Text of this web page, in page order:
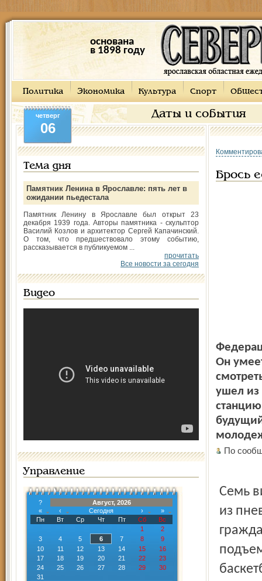
основана
в 1898 году
Политика Экономика Культура Спорт
Даты и события
четверг
06
Тема дня
Памятник Ленина в Ярославле: пять лет в
ожидании пьедестала
Памятник Ленину в Ярославле был открыт 23
декабря 1939 года. Авторы памятника - скульптор
Василий Козлов и архитектор Сергей Капачинский.
О том, что предшествовало этому событию,
рассказывается в публикуемом ...
прочитать
Все новости за сегодня
Видео
Управление
?
Август, 2026
«
‹ Сегодня ›
»
Пн
Вт Ср Чт Пт Сб
Вс
1
2
3
4 5 6 7 8
9
10
11 12 13 14 15
16
17
18 19 20 21 22
23
24
25 26 27 28 29
30
31
Брось
Он
ушел из
По
Семь
из